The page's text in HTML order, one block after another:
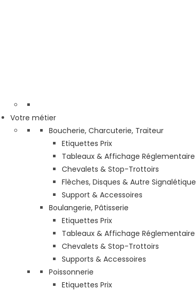
Votre métier
Boucherie, Charcuterie, Traiteur
Etiquettes Prix
Tableaux & Affichage Réglementaire
Chevalets & Stop-Trottoirs
Flèches, Disques & Autre Signalétique
Support & Accessoires
Boulangerie, Pâtisserie
Etiquettes Prix
Tableaux & Affichage Réglementaire
Chevalets & Stop-Trottoirs
Supports & Accessoires
Poissonnerie
Etiquettes Prix